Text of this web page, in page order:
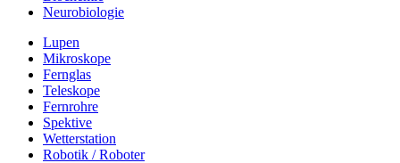
Neurobiologie
Lupen
Mikroskope
Fernglas
Teleskope
Fernrohre
Spektive
Wetterstation
Robotik / Roboter